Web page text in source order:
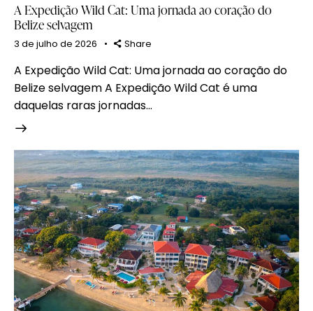
A Expedição Wild Cat: Uma jornada ao coração do
Belize selvagem
3 de julho de 2026 Share
A Expedição Wild Cat: Uma jornada ao coração do
Belize selvagem A Expedição Wild Cat é uma
daquelas raras jornadas…